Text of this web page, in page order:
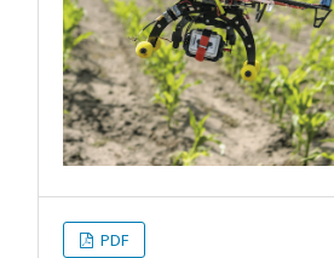
PDF